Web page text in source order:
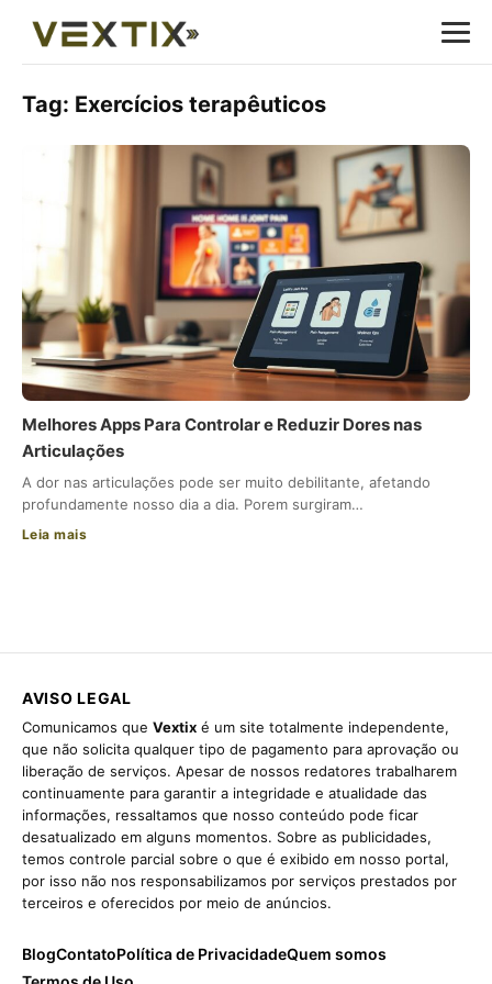
Tag: Exercícios terapêuticos
Melhores Apps Para Controlar e Reduzir Dores nas
Articulações
A dor nas articulações pode ser muito debilitante, afetando
profundamente nosso dia a dia. Porem surgiram…
Leia mais
AVISO LEGAL
Comunicamos que Vextix é um site totalmente independente,
que não solicita qualquer tipo de pagamento para aprovação ou
liberação de serviços. Apesar de nossos redatores trabalharem
continuamente para garantir a integridade e atualidade das
informações, ressaltamos que nosso conteúdo pode ficar
desatualizado em alguns momentos. Sobre as publicidades,
temos controle parcial sobre o que é exibido em nosso portal,
por isso não nos responsabilizamos por serviços prestados por
terceiros e oferecidos por meio de anúncios.
BlogContatoPolítica de PrivacidadeQuem somos